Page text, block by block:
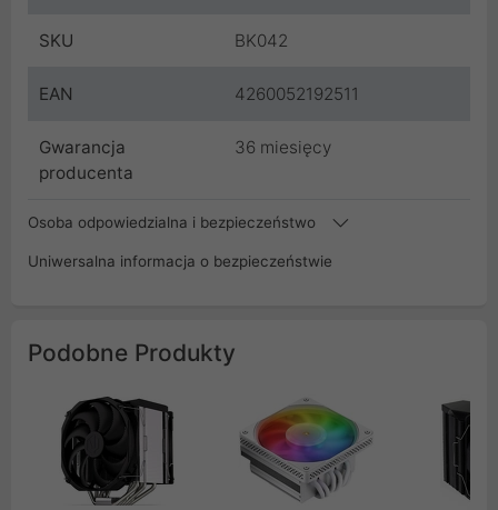
SKU BK042
EAN 4260052192511
Gwarancja
producenta
36 miesięcy
Osoba odpowiedzialna i bezpieczeństwo
Uniwersalna informacja o bezpieczeństwie
Podobne Produkty